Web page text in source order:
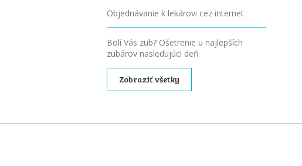
Objednávanie k lekárovi cez internet
Bolí Vás zub? Ošetrenie u najlepších
zubárov nasledujúci deň
Zobraziť všetky